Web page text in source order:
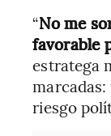
“No me
favorable
estratega
riesgo